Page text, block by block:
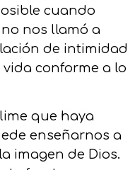
cuando
nos llamó a
de intimidad
conforme a lo
que haya
enseñarnos a
imagen de Dios.